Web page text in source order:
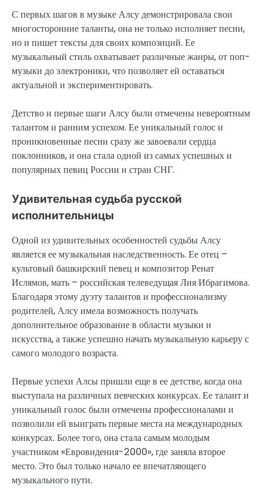
С первых шагов в музыке Алсу демонстрировала свои
многосторонние таланты, она не только исполняет песни,
но и пишет тексты для своих композиций. Ее
музыкальный стиль охватывает различные жанры, от поп-
музыки до электроники, что позволяет ей оставаться
актуальной и экспериментировать.
Детство и первые шаги Алсу были отмечены невероятным
талантом и ранним успехом. Ее уникальный голос и
проникновенные песни сразу же завоевали сердца
поклонников, и она стала одной из самых успешных и
популярных певиц России и стран СНГ.
Удивительная судьба русской
исполнительницы
Одной из удивительных особенностей судьбы Алсу
является ее музыкальная наследственность. Ее отец –
культовый башкирский певец и композитор Ренат
Ислямов, мать – российская телеведущая Лия Ибрагимова.
Благодаря этому дуэту талантов и профессионализму
родителей, Алсу имела возможность получать
дополнительное образование в области музыки и
искусства, а также успешно начать музыкальную карьеру с
самого молодого возраста.
Первые успехи Алсы пришли еще в ее детстве, когда она
выступала на различных певческих конкурсах. Ее талант и
уникальный голос были отмечены профессионалами и
позволили ей выиграть первые места на международных
конкурсах. Более того, она стала самым молодым
участником «Евровидения-2000», где заняла второе
место. Это был только начало ее впечатляющего
музыкального пути.